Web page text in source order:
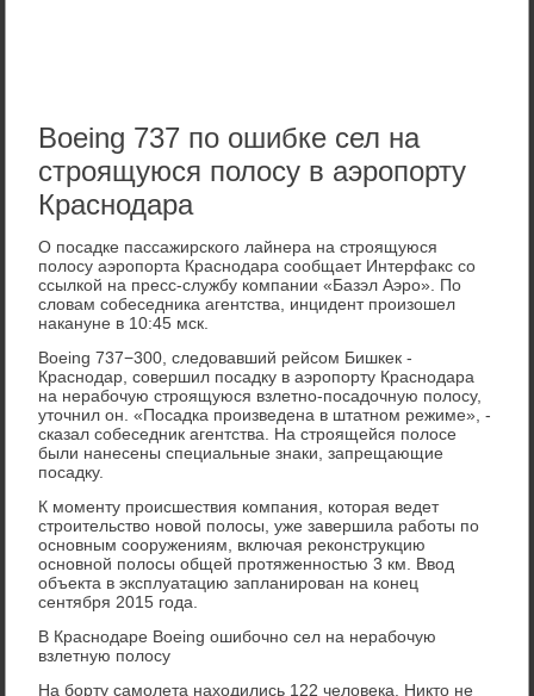
Boeing 737 по ошибке сел на
строящуюся полосу в аэропорту
Краснодара
О посадке пассажирского лайнера на строящуюся
полосу аэропорта Краснодара сообщает Интерфакс со
ссылкой на пресс-службу компании «Базэл Аэро». По
словам собеседника агентства, инцидент произошел
накануне в 10:45 мск.
Boeing 737−300, следовавший рейсом Бишкек -
Краснодар, совершил посадку в аэропорту Краснодара
на нерабочую строящуюся взлетно-посадочную полосу,
уточнил он. «Посадка произведена в штатном режиме», -
сказал собеседник агентства. На строящейся полосе
были нанесены специальные знаки, запрещающие
посадку.
К моменту происшествия компания, которая ведет
строительство новой полосы, уже завершила работы по
основным сооружениям, включая реконструкцию
основной полосы общей протяженностью 3 км. Ввод
объекта в эксплуатацию запланирован на конец
сентября 2015 года.
В Краснодаре Boeing ошибочно сел на нерабочую
взлетную полосу
На борту самолета находились 122 человека. Никто не